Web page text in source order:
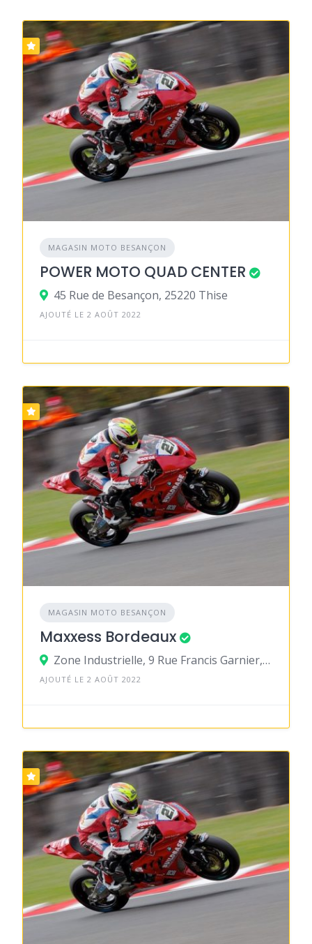
MAGASIN MOTO BESANÇON
POWER MOTO QUAD CENTER
45 Rue de Besançon, 25220 Thise
AJOUTÉ LE 2 AOÛT 2022
MAGASIN MOTO BESANÇON
Maxxess Bordeaux
Zone Industrielle, 9 Rue Francis Garnier, Bd Alfred Daney, 33300 Bordeaux
AJOUTÉ LE 2 AOÛT 2022